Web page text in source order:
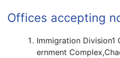
Offices accept­ing
Immi­gra­tion
ern­ment